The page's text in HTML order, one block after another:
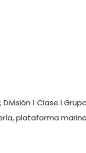
1 Clase I
plataforma